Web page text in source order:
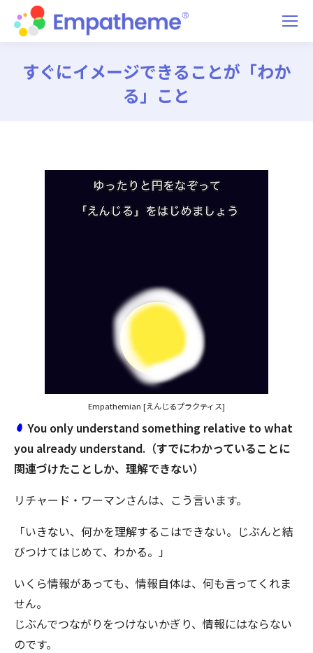
すぐにイメージできることが「わか
る」こと
Empathemian [えんじるプラクティス]
You only understand something relative to what
you already understand.（すでにわかっていることに
関連づけたことしか、理解できない）
リチャード・ワーマンさんは、こう言います。
「いきない、何かを理解するこはできない。じぶんと結
びつけてはじめて、わかる。」
いくら情報があっても、情報自体は、何も言ってくれま
せん。
じぶんでつながりをつけないかぎり、情報にはならない
のです。